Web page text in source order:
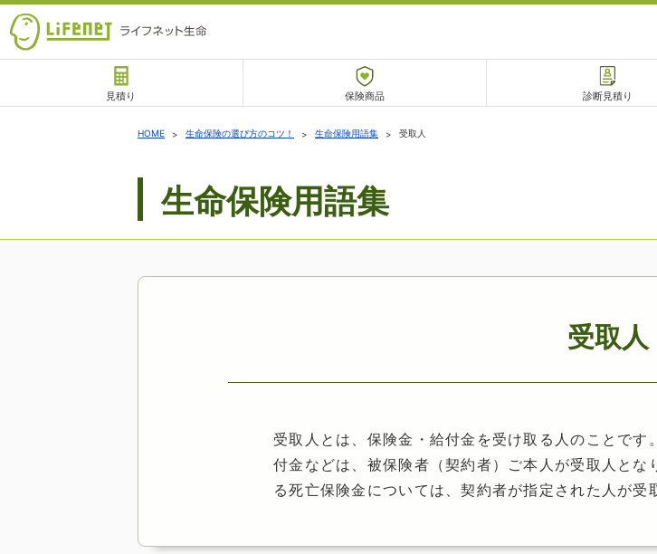
見積り 保険商品 診断見積り
チャットサポート
HOME 生命保険の選び方のコツ！ 生命保険用語集 受取人
生命保険用語集
受取人
受取人とは、保険金・給付金を受け取る人のことで
付金などは、被保険者（契約者）ご本人が受取人と
る死亡保険金については、契約者が指定された人が受